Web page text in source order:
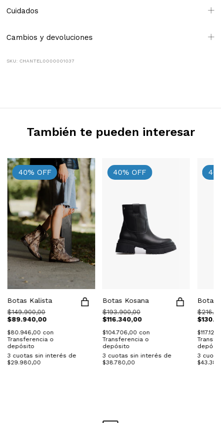
Cuidados
Cambios y devoluciones
SKU: CHANTEL0000001037
También te pueden interesar
40% OFF
Botas Kalista
$149.900,00
$89.940,00
$80.946,00 con
Transferencia o
depósito
3 cuotas sin interés de
$29.980,00
40%OFF
Botas Kosana
$193.900,00
$116.340,00
$104.706,00 con
Transferencia o
depósito
3 cuotas sin interés de
$38.780,00
40
Botas
3